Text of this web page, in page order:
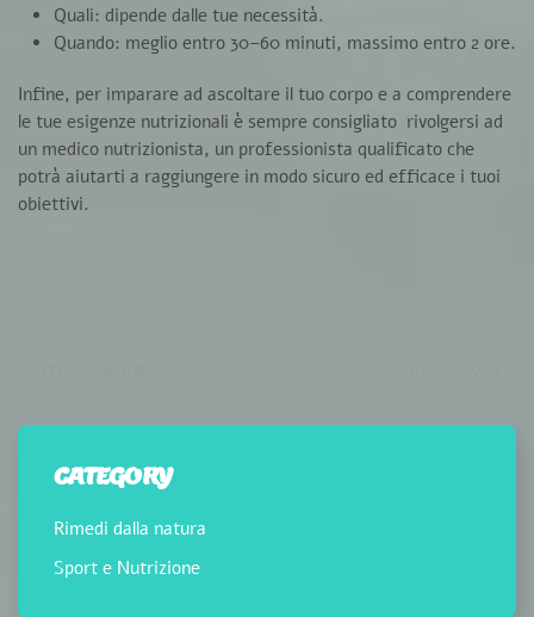
Quali: dipende dalle tue necessità.
Quando: meglio entro 30–60 minuti, massimo entro 2 ore.
Infine, per imparare ad ascoltare il tuo corpo e a comprendere
le tue esigenze nutrizionali è sempre consigliato rivolgersi ad
un medico nutrizionista, un professionista qualificato che
potrà aiutarti a raggiungere in modo sicuro ed efficace i tuoi
obiettivi.
CATEGORY
Rimedi dalla natura
Sport e Nutrizione